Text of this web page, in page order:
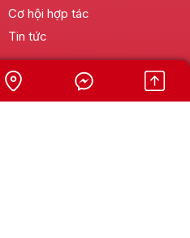
Cơ hội hợp tác
Tin tức